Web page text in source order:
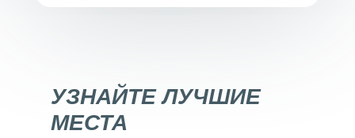
УЗНАЙТЕ ЛУЧШИЕ
МЕСТА